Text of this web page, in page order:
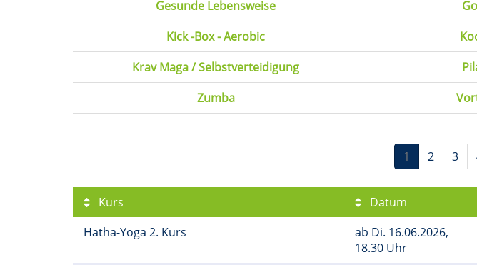
Gesunde Lebensweise
Kick -Box - Aerobic
Krav Maga / Selbstverteidigung
Zumba
1 2 3
Kurs Datum
Hatha-Yoga 2. Kurs
ab Di. 16.06.2026,
18.30 Uhr